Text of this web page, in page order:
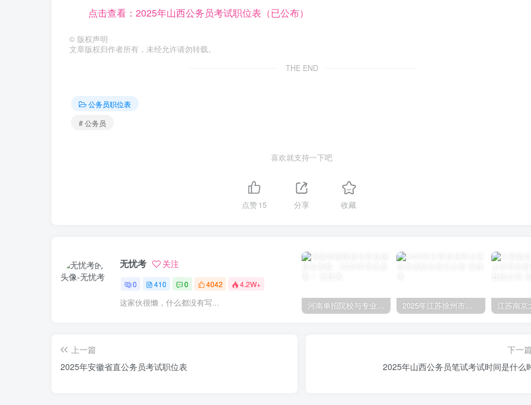
点击查看：2025年山西公务员考试职位表（已公布）
© 版权声明
文章版权归作者所有，未经允许请勿转载。
THE END
公务员职位表
# 公务员
喜欢就支持一下吧
点赞15 分享 收藏
无忧考 关注
0 410 0 4042 4.2W+
这家伙很懒，什么都没有写... 河南单招院校与专业选择全攻略，2026年考生必看！ 2025年江苏徐州市公务员考试职位表已公布
上一篇
2025年安徽省直公务员考试职位表
下一
2025年山西公务员笔试考试时间是什么